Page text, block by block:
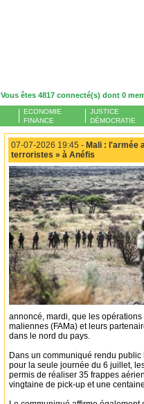
Vous êtes 4817 connecté(s) dont 0
ECONOMIE
FINANCE
JUSTICE
DÉMOCRATIE
07-07-2026 19:45 - Mali : l'armée
terroristes » à Anéfis
annoncé, mardi, que les
maliennes (FAMa) et leurs
dans le nord du pays.
Dans un communiqué rendu
pour la seule journée du 6 juillet,
permis de réaliser 35 frappes
vingtaine de pick-up et une